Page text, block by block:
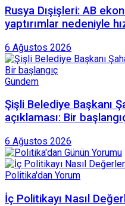
Rusya Dışişleri: AB
yaptırımlar nedeniyle
6 Ağustos 2026
Gündem
Şişli Belediye Başkanı
açıklaması: Bir
6 Ağustos 2026
Politika'dan Yorum
İç Politikayı Nasıl